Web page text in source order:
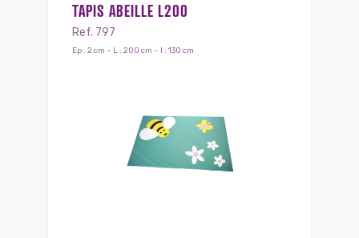
TAPIS ABEILLE L200
Ref. 797
Ep : 2 cm – L : 200 cm – l : 130 cm